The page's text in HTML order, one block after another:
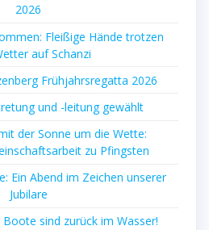
2026
Fleißige Hände trotzen
auf Schanzi
Frühjahrsregatta 2026
und -leitung gewählt
der Sonne um die Wette:
zu Pfingsten
Ein Abend im Zeichen unserer
Jubilare
sind zurück im Wasser!